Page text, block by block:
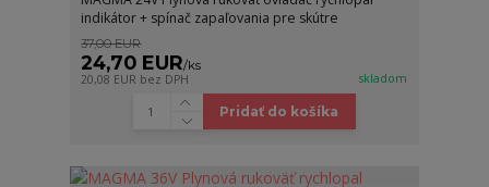
indikátor + spínač zapaľovania pre skútre
37,00 EUR
24,70 EUR/ks
20,08 EUR bez DPH skladom
Pridať do košíka